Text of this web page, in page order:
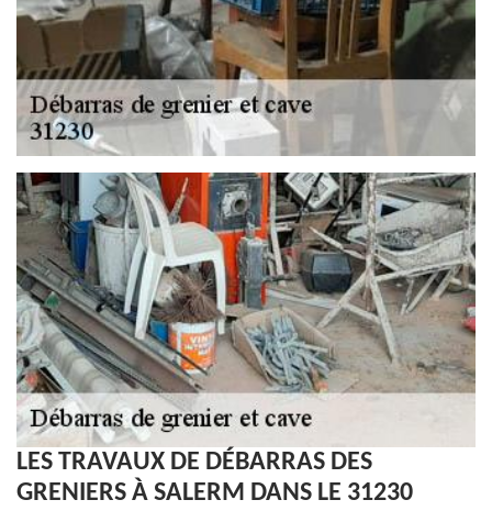
LES TRAVAUX DE DÉBARRAS DES
GRENIERS À SALERM DANS LE 31230